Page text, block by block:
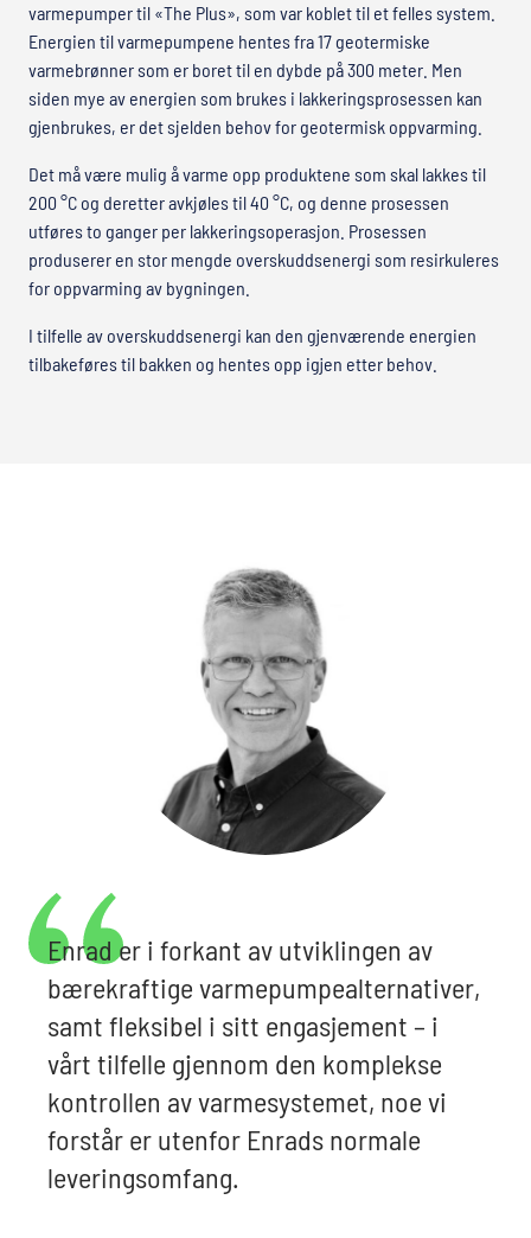
varmepumper til «The Plus», som var koblet til et felles system.
Energien til varmepumpene hentes fra 17 geotermiske
varmebrønner som er boret til en dybde på 300 meter. Men
siden mye av energien som brukes i lakkeringsprosessen kan
gjenbrukes, er det sjelden behov for geotermisk oppvarming.
Det må være mulig å varme opp produktene som skal lakkes til
200 °C og deretter avkjøles til 40 °C, og denne prosessen
utføres to ganger per lakkeringsoperasjon. Prosessen
produserer en stor mengde overskuddsenergi som resirkuleres
for oppvarming av bygningen.
I tilfelle av overskuddsenergi kan den gjenværende energien
tilbakeføres til bakken og hentes opp igjen etter behov.
Enrad er i forkant av utviklingen av
bærekraftige varmepumpealternativer,
samt fleksibel i sitt engasjement – i
vårt tilfelle gjennom den komplekse
kontrollen av varmesystemet, noe vi
forstår er utenfor Enrads normale
leveringsomfang.